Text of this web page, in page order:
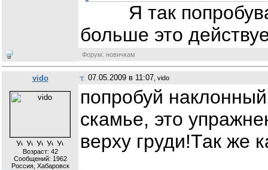
Я так
больше это
Форум: новичкам
vido 07.05.2009 в 11:07 , vido
Возраст: 42
Сообщений: 1962
Россия, Хабаровск
попробуй
скамье, это
верху груди!Так же